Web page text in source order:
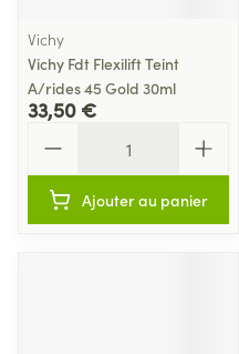
Vichy
Vichy Fdt Flexilift Teint
A/rides 45 Gold 30ml
33,50 €
Ajouter au panier